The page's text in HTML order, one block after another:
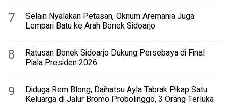
7 Selain Nyalakan Petasan, Oknum Aremania Juga
Lempari Batu ke Arah Bonek Sidoarjo
8 Ratusan Bonek Sidoarjo Dukung Persebaya di Final
Piala Presiden 2026
9 Diduga Rem Blong, Daihatsu Ayla Tabrak Pikap Satu
Keluarga di Jalur Bromo Probolinggo, 3 Orang Terluka